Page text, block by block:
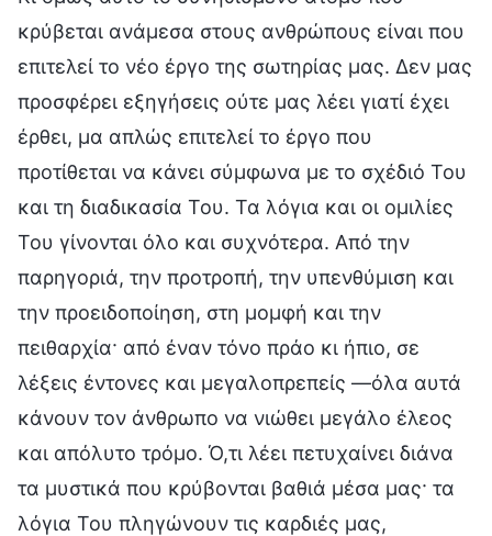
κρύβεται ανάμεσα στους ανθρώπους είναι που
επιτελεί το νέο έργο της σωτηρίας μας. Δεν μας
προσφέρει εξηγήσεις ούτε μας λέει γιατί έχει
έρθει, μα απλώς επιτελεί το έργο που
προτίθεται να κάνει σύμφωνα με το σχέδιό Του
και τη διαδικασία Του. Τα λόγια και οι ομιλίες
Του γίνονται όλο και συχνότερα. Από την
παρηγοριά, την προτροπή, την υπενθύμιση και
την προειδοποίηση, στη μομφή και την
πειθαρχία· από έναν τόνο πράο κι ήπιο, σε
λέξεις έντονες και μεγαλοπρεπείς —όλα αυτά
κάνουν τον άνθρωπο να νιώθει μεγάλο έλεος
και απόλυτο τρόμο. Ό,τι λέει πετυχαίνει διάνα
τα μυστικά που κρύβονται βαθιά μέσα μας· τα
λόγια Του πληγώνουν τις καρδιές μας,